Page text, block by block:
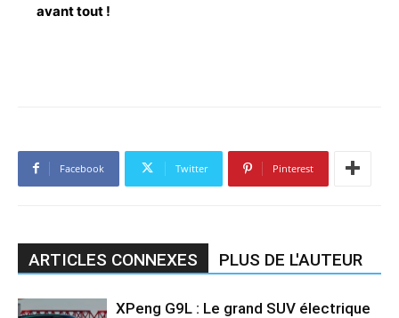
avant tout !
Facebook Twitter Pinterest
ARTICLES CONNEXES PLUS DE L'AUTEUR
XPeng G9L : Le grand SUV électrique